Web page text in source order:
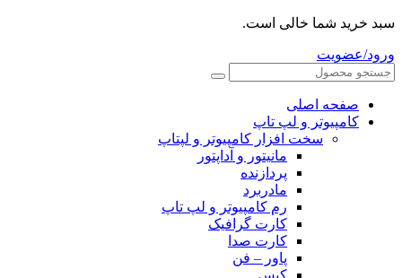
سبد خرید شما خالی است.
ورود/عضویت
صفحه اصلی
کامپیوتر و‌‌‌‌‌ لپ تاپ
سخت افزار کامپیوتر و لپتاپ
مانیتور و آداپتور
پردازنده
مادربرد
رم کامپیوتر و لپ تاپ
کارت گرافیک
کارت صدا
پاور – فن
کیس